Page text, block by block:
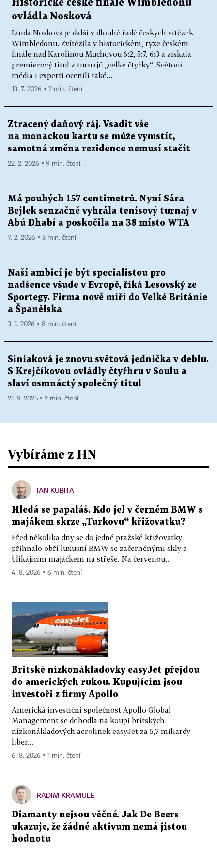
Historické české finále Wimbledonu
ovládla Nosková
Linda Nosková je další v dlouhé řadě českých vítězek
Wimbledonu. Zvítězila v historickém, ryze českém
finále nad Karolínou Muchovou 6:2, 5:7, 6:3 a získala
premiérový titul z turnajů „velké čtyřky“. Světová
média i experti ocenili také...
13. 7. 2026 ▪ 2 min. čtení
Ztracený daňový ráj. Vsadit vše
na monackou kartu se může vymstít,
samotná změna rezidence nemusí stačit
22. 2. 2026 ▪ 9 min. čtení
Má pouhých 157 centimetrů. Nyní Sára
Bejlek senzačně vyhrála tenisový turnaj v
Abú Dhabí a poskočila na 38 místo WTA
7. 2. 2026 ▪ 3 min. čtení
Naší ambicí je být specialistou pro
nadšence všude v Evropě, říká Lesovský ze
Sportegy. Firma nově míří do Velké Británie
a Španělska
3. 1. 2026 ▪ 8 min. čtení
Siniaková je znovu světová jednička v deblu.
S Krejčíkovou ovládly čtyřhru v Soulu a
slaví osmnáctý společný titul
21. 9. 2025 ▪ 2 min. čtení
Vybíráme z HN
JAN KUBITA
Hledá se papaláš. Kdo jel v černém BMW s
majákem skrze „Turkovu“ křižovatku?
Před několika dny se do jedné pražské křižovatky
přihnalo obří luxusní BMW se začerněnými skly a
blikajícím majáčkem na střeše. Na červenou...
4. 8. 2026 ▪ 6 min. čtení
Britské nízkonákladovky easyJet přejdou
do amerických rukou. Kupujícím jsou
investoři z firmy Apollo
Americká investiční společnost Apollo Global
Management se dohodla na koupi britských
nízkonákladových aerolinek easyJet za 5,7 miliardy
liber...
6. 8. 2026 ▪ 1 min. čtení
RADIM KRAMULE
Diamanty nejsou věčné. Jak De Beers
ukazuje, že žádné aktivum nemá jistou
hodnotu